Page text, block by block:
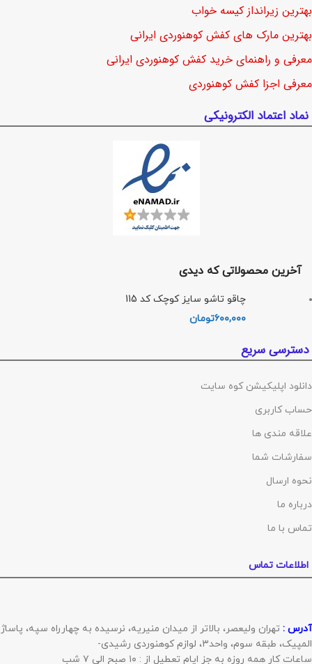
بهترین زیرانداز کیسه خواب
بهترین مارک های کفش کوهنوردی ایرانی
معرفی و راهنمای خرید کفش کوهنوردی ایرانی
معرفی اجزا کفش کوهنوردی
نماد اعتماد الکترونیکی
آخرین محصولاتی که دیدی
چاقو تاشو سایز کوچک کد 115
۶۰۰,۰۰۰تومان
دسترسی سریع
دانلود اپلیکیشن کوه سایت
حساب کاربری
علاقه مندی ها
سفارشات شما
نحوه ارسال
درباره ما
تماس با ما
اطلاعات تماس
آدرس : تهران ولیعصر، بالاتر از میدان منیریه، نرسیده به چهارراه سپه، پاساژ
المپیک، طبقه سوم، واحد۳، لوازم کوهنوردی رشیدی-
ساعات کار همه روزه به جز ایام تعطیل از : ۱۰ صبح الی ۷ شب